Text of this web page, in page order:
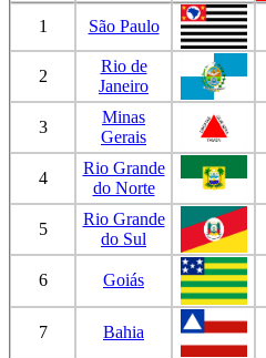
1 São Paulo
2
Rio de
Janeiro
3
Minas
Gerais
4
Rio Grande
do Norte
5
Rio Grande
do Sul
6 Goiás
7 Bahia